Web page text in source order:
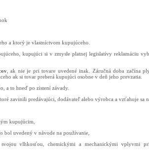
a ktorý je vlastníctvom kupujúceho.
kupujúci si v zmysle platnej legislatívy reklamáciu
, ak nie je pri tovare uvedené inak. Záručná doba začína
ak si tovar preberá kupujúci osobne v deň jeho prevzatia.
a to hneď po zistení závady.
zavinili predávajúci, dodávateľ alebo výrobca a vzťahuje sa
kupujúcim,
bol uvedený v návode na používanie,
vlhkosťou, chemickými a mechanickými vplyvmi